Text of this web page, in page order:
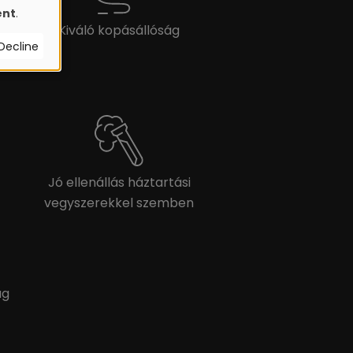
Kiváló kopásállóság
Jó ellenállás háztartási
vegyszerekkel szemben
.